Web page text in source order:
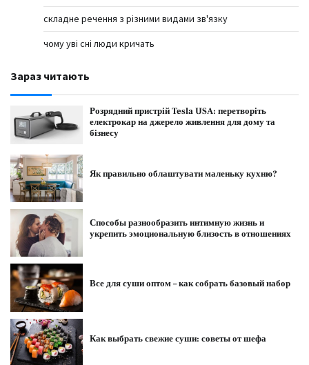
складне речення з різними видами зв'язку
чому уві сні люди кричать
Зараз читають
Розрядний пристрій Tesla USA: перетворіть
електрокар на джерело живлення для дому та
бізнесу
Як правильно облаштувати маленьку кухню?
Способы разнообразить интимную жизнь и
укрепить эмоциональную близость в отношениях
Все для суши оптом – как собрать базовый набор
Как выбрать свежие суши: советы от шефа